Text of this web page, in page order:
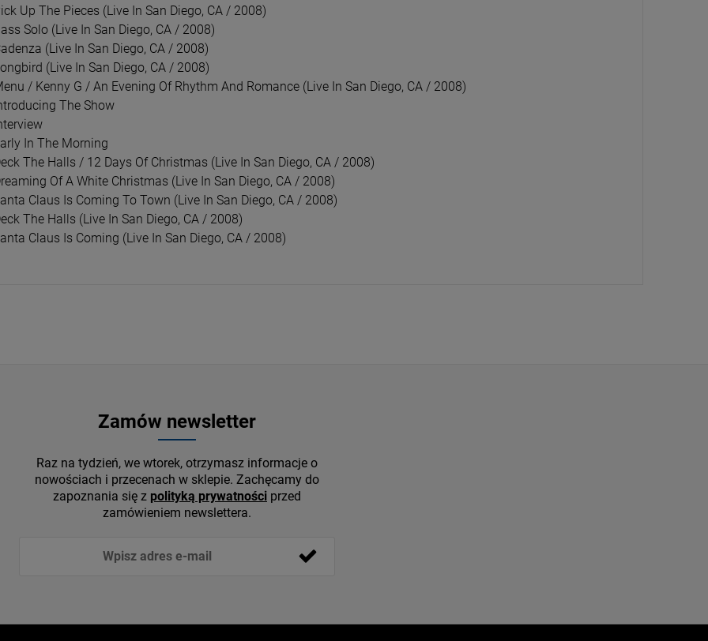
zł 45,04 zł 52,99 zł
DO KOSZYKA
Up The Pieces (Live In San Diego, CA / 2008)
Solo (Live In San Diego, CA / 2008)
(Live In San Diego, CA / 2008)
(Live In San Diego, CA / 2008)
/ Kenny G / An Evening Of Rhythm And Romance (Live In San Diego, CA / 2008)
The Show
In The Morning
The Halls / 12 Days Of Christmas (Live In San Diego, CA / 2008)
Of A White Christmas (Live In San Diego, CA / 2008)
Claus Is Coming To Town (Live In San Diego, CA / 2008)
The Halls (Live In San Diego, CA / 2008)
Claus Is Coming (Live In San Diego, CA / 2008)
Zamów newsletter
Raz na tydzień, we wtorek, otrzymasz informacje o
nowościach i przecenach w sklepie. Zachęcamy do
zapoznania się z polityką prywatności przed
zamówieniem newslettera.